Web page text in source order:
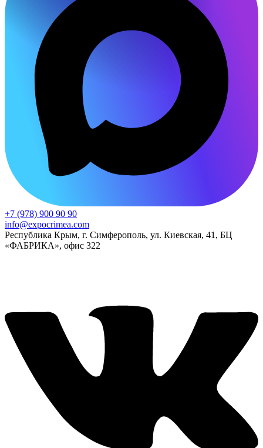
+7 (978) 900 90 90
info@expocrimea.com
Республика Крым, г. Симферополь, ул. Киевская, 41, БЦ
«ФАБРИКА», офис 322